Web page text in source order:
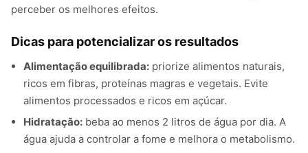
perceber os melhores efeitos.
Dicas para potencializar os resultados
Alimentação equilibrada: priorize alimentos naturais,
ricos em fibras, proteínas magras e vegetais. Evite
alimentos processados e ricos em açúcar.
Hidratação: beba ao menos 2 litros de água por dia. A
água ajuda a controlar a fome e melhora o metabolismo.